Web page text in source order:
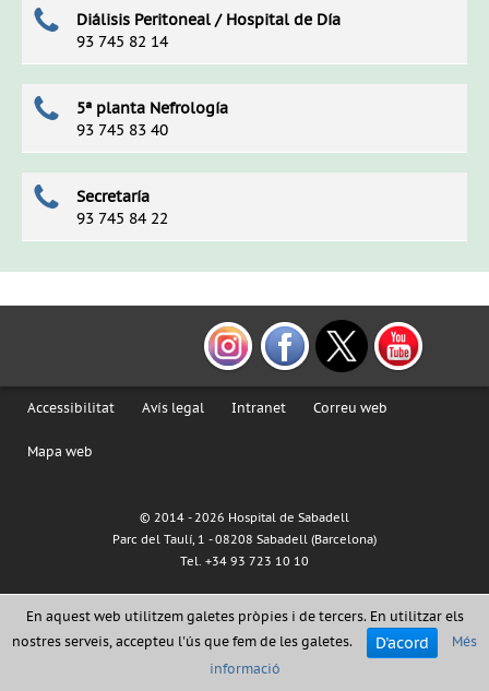
Diálisis Peritoneal / Hospital de Día
93 745 82 14
5ª planta Nefrología
93 745 83 40
Secretaría
93 745 84 22
Accessibilitat Avís legal Intranet Correu web
Mapa web
© 2014 -2026 Hospital de Sabadell
Parc del Taulí, 1 - 08208 Sabadell (Barcelona)
Tel. +34 93 723 10 10
En aquest web utilitzem galetes pròpies i de tercers. En utilitzar els
nostres serveis, accepteu l'ús que fem de les galetes.
D'acord
Més
informació